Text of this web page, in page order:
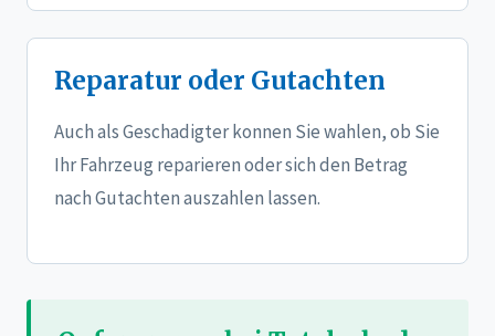
Reparatur oder Gutachten
Auch als Geschadigter konnen Sie wahlen, ob Sie
Ihr Fahrzeug reparieren oder sich den Betrag
nach Gutachten auszahlen lassen.